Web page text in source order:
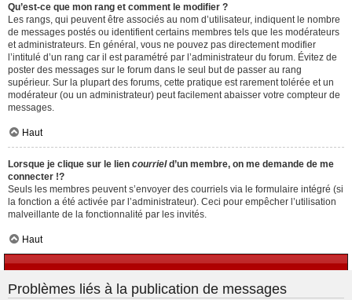
Qu’est-ce que mon rang et comment le modifier ?
Les rangs, qui peuvent être associés au nom d’utilisateur, indiquent le nombre
de messages postés ou identifient certains membres tels que les modérateurs
et administrateurs. En général, vous ne pouvez pas directement modifier
l’intitulé d’un rang car il est paramétré par l’administrateur du forum. Évitez de
poster des messages sur le forum dans le seul but de passer au rang
supérieur. Sur la plupart des forums, cette pratique est rarement tolérée et un
modérateur (ou un administrateur) peut facilement abaisser votre compteur de
messages.
Haut
Lorsque je clique sur le lien courrield’un membre, on me demande de me
connecter !?
Seuls les membres peuvent s’envoyer des courriels via le formulaire intégré (si
la fonction a été activée par l’administrateur). Ceci pour empêcher l’utilisation
malveillante de la fonctionnalité par les invités.
Haut
Problèmes liés à la publication de messages